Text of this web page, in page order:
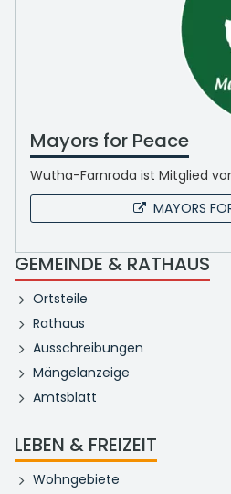
Mayors for Peace
Wutha-Farnroda ist Mitglied
MAYORS
GEMEINDE & RATHAUS
Ortsteile
Rathaus
Ausschreibungen
Mängelanzeige
Amtsblatt
LEBEN & FREIZEIT
Wohngebiete